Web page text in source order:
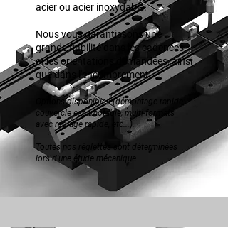
acier ou acier inoxydable.
Nous vous garantissons une
grande fiabilité dans les cadences
et les orientations demandées, ainsi
que dans l'encombrement.
Options disponibles (démontage rapide,
couvercle escamotable, multi-formats
avec réglage rapide, etc...).
Toutes nos réglettes sont déterminées
lors d'une étude mécanique